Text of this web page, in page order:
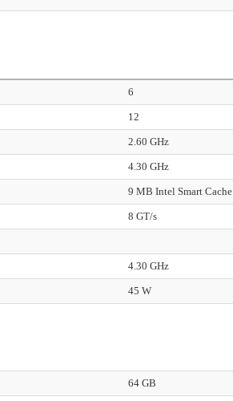
6
12
2.60 GHz
4.30 GHz
9 MB Intel Smart Cache
8 GT/s
4.30 GHz
45 W
64 GB